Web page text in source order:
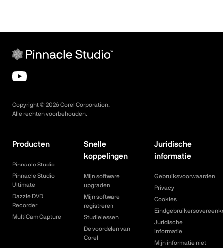
Copyright © 2026Corel Corporation.
Alle rechten voorbehouden.
Producten
Pinnacle Studio
Pinnacle Studio
Ultimate
Dazzle DVD
Recorder
MultiCam Capture
Snelle
koppelingen
Mijn software
upgraden
Mijn software
registreren
Studielessen
De voordelen van
Corel
Juridische
informatie
Gebruiksvoorwaarden
Privacy
Cookies
Juridische
informatie
Mijn informatie niet